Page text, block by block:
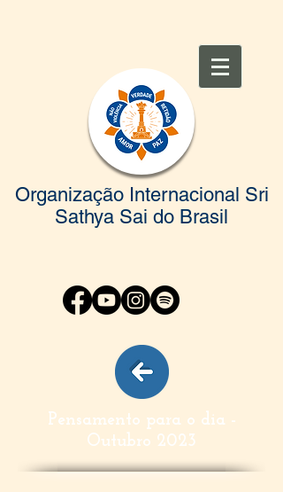
Organização Internacional Sri
Sathya Sai do Brasil
Pensamento para o dia -
Outubro 2023